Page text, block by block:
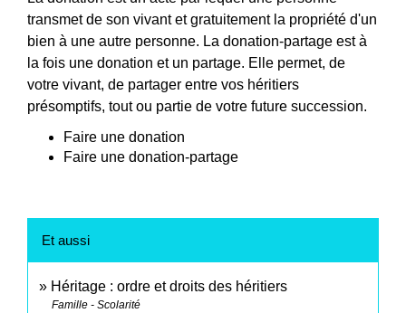
transmet de son vivant et gratuitement la propriété d'un
bien à une autre personne. La donation-partage est à
la fois une donation et un partage. Elle permet, de
votre vivant, de partager entre vos héritiers
présomptifs, tout ou partie de votre future succession.
Faire une donation
Faire une donation-partage
Et aussi
Héritage : ordre et droits des héritiers
Famille - Scolarité